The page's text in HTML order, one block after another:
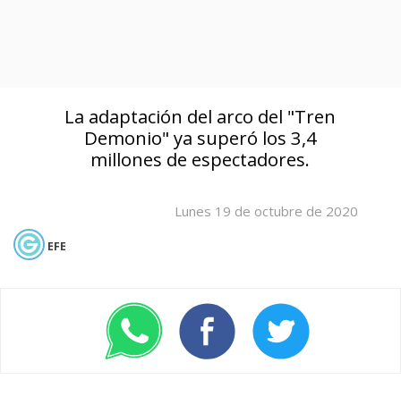
La adaptación del arco del "Tren
Demonio" ya superó los 3,4
millones de espectadores.
Lunes 19 de octubre de 2020
EFE